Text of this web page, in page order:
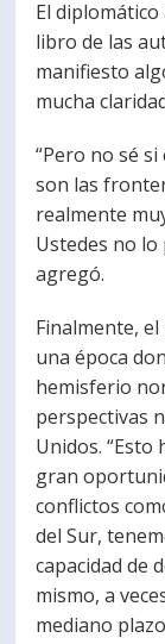
El
libro de las
manifiesto
mucha
“Pero no sé
son las
realmente
Ustedes no
agregó.
Finalmente,
una época
hemisferio
perspectivas
Unidos.
gran
conflictos
del Sur,
capacidad de
mismo, a
mediano